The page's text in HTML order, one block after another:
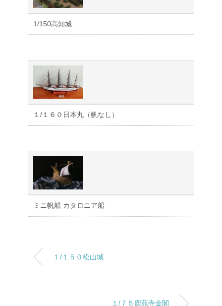
1/150高知城
１/１６０日本丸（帆なし）
ミニ帆船 カタロニア船
１/１５０松山城
１/７５鹿苑寺金閣